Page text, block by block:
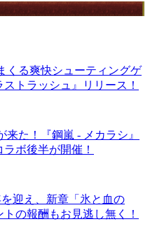
くる爽快シューティングゲ
トラッシュ』リリース！
た！『鋼嵐 - メカラシ』
ボ後半が開催！
迎え、新章「氷と血の
の報酬もお見逃し無く！